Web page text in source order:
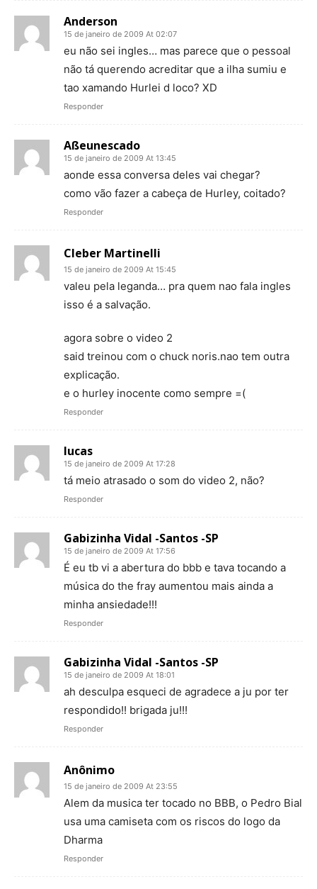
Anderson
15 de janeiro de 2009 At 02:07
eu não sei ingles… mas parece que o pessoal
não tá querendo acreditar que a ilha sumiu e
tao xamando Hurlei d loco? XD
Responder
Aßeunescado
15 de janeiro de 2009 At 13:45
aonde essa conversa deles vai chegar?
como vão fazer a cabeça de Hurley, coitado?
Responder
Cleber Martinelli
15 de janeiro de 2009 At 15:45
valeu pela leganda… pra quem nao fala ingles
isso é a salvação.
agora sobre o video 2
said treinou com o chuck noris.nao tem outra
explicação.
e o hurley inocente como sempre =(
Responder
lucas
15 de janeiro de 2009 At 17:28
tá meio atrasado o som do video 2, não?
Responder
Gabizinha Vidal -Santos -SP
15 de janeiro de 2009 At 17:56
É eu tb vi a abertura do bbb e tava tocando a
música do the fray aumentou mais ainda a
minha ansiedade!!!
Responder
Gabizinha Vidal -Santos -SP
15 de janeiro de 2009 At 18:01
ah desculpa esqueci de agradece a ju por ter
respondido!! brigada ju!!!
Responder
Anônimo
15 de janeiro de 2009 At 23:55
Alem da musica ter tocado no BBB, o Pedro Bial
usa uma camiseta com os riscos do logo da
Dharma
Responder